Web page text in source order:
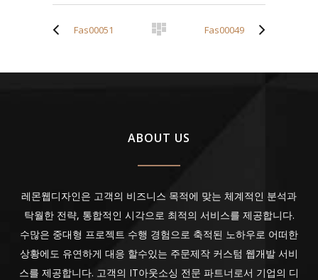
Fas00051 Fas00049
ABOUT US
레몬웹디자인은 고객의 비즈니스 목적에 맞는 체계적인 분석과
탁월한 전략, 통합적인 시각으로 최적의 서비스를 제공합니다.
수많은 중대형 프로젝트 수행 경험으로 축적된 노하우로 어떠한
상황에도 유연하게 대응 할수있는 주문제작 커스텀 웹개발 서비
스를 제공합니다. 고객의 IT아웃소싱 전문 파트너로서 기업의 디